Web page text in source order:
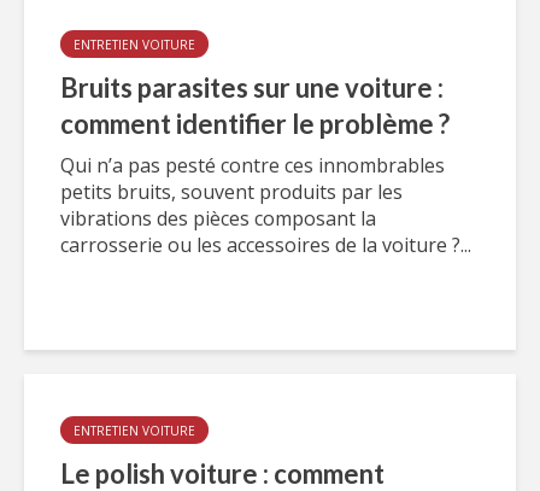
ENTRETIEN VOITURE
Bruits parasites sur une voiture :
comment identifier le problème ?
Qui n’a pas pesté contre ces innombrables
petits bruits, souvent produits par les
vibrations des pièces composant la
carrosserie ou les accessoires de la voiture ?...
ENTRETIEN VOITURE
Le polish voiture : comment